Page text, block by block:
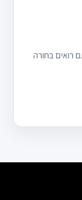
רואים בחורה